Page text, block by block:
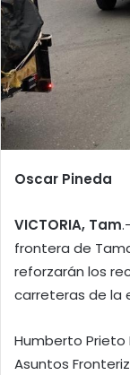
Oscar Pineda
VICTORIA, Tam
frontera de
reforzarán los
carreteras de la
Humberto Prieto
Asuntos